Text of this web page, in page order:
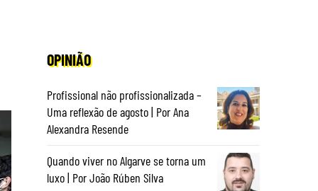
OPINIÃO
Profissional não profissionalizada –
Uma reflexão de agosto | Por Ana
Alexandra Resende
Quando viver no Algarve se torna um
luxo | Por João Rúben Silva